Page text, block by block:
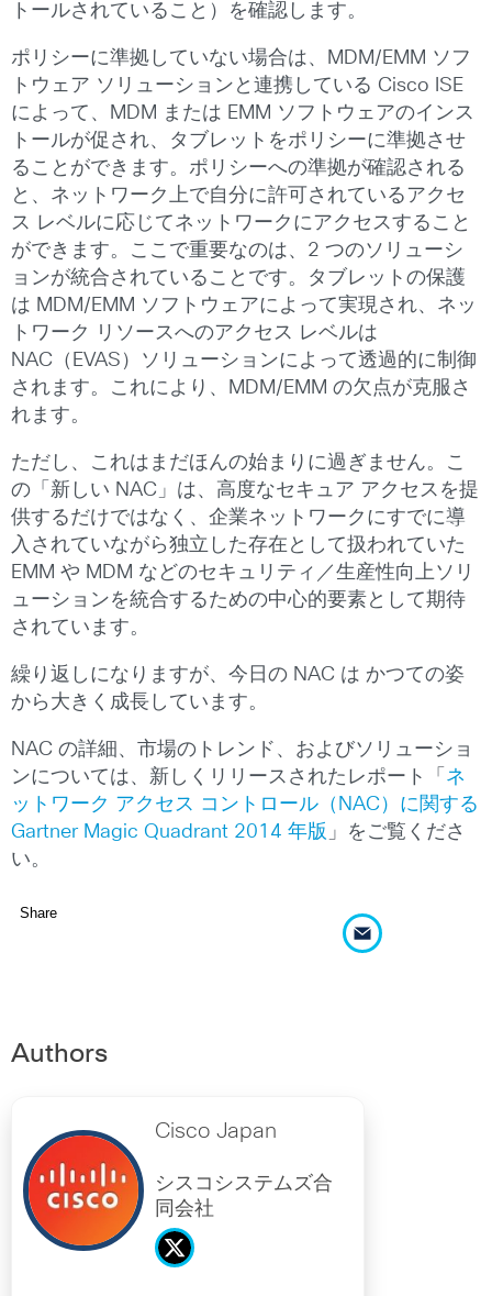
トールされていること）を確認します。
ポリシーに準拠していない場合は、MDM/EMM ソフ
トウェア ソリューションと連携している Cisco ISE
によって、MDM または EMM ソフトウェアのインス
トールが促され、タブレットをポリシーに準拠させ
ることができます。ポリシーへの準拠が確認される
と、ネットワーク上で自分に許可されているアクセ
ス レベルに応じてネットワークにアクセスすること
ができます。ここで重要なのは、2 つのソリューシ
ョンが統合されていることです。タブレットの保護
は MDM/EMM ソフトウェアによって実現され、ネッ
トワーク リソースへのアクセス レベルは
NAC（EVAS）ソリューションによって透過的に制御
されます。これにより、MDM/EMM の欠点が克服さ
れます。
ただし、これはまだほんの始まりに過ぎません。こ
の「新しい NAC」は、高度なセキュア アクセスを提
供するだけではなく、企業ネットワークにすでに導
入されていながら独立した存在として扱われていた
EMM や MDM などのセキュリティ／生産性向上ソリ
ューションを統合するための中心的要素として期待
されています。
繰り返しになりますが、今日の NAC は かつての姿
から大きく成長しています。
NAC の詳細、市場のトレンド、およびソリューショ
ンについては、新しくリリースされたレポート「 ネ
ットワーク アクセス コントロール（NAC）に関する
Gartner Magic Quadrant 2014 年版 」をご覧くださ
い。
Share
Authors
Cisco Japan
シスコシステムズ合
同会社